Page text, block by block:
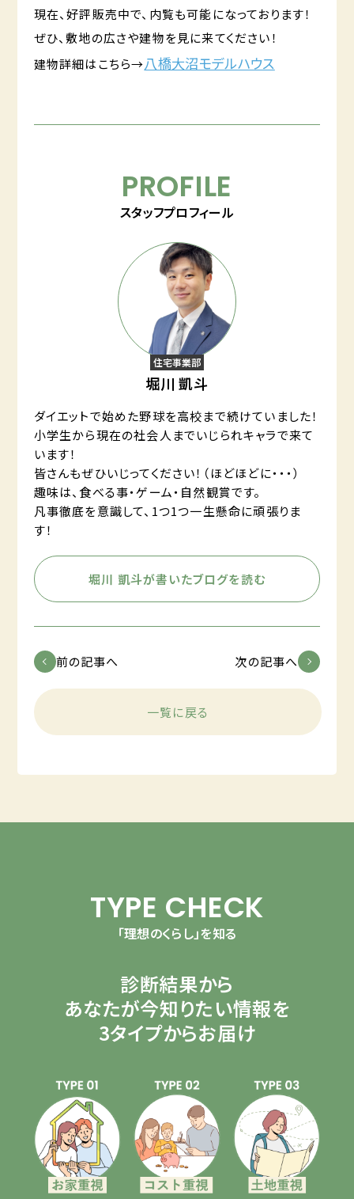
現在、好評販売中で、内覧も可能になっております！
ぜひ、敷地の広さや建物を見に来てください！
建物詳細はこちら→八橋大沼モデルハウス
PROFILE
スタッフプロフィール
住宅事業部
堀川 凱斗
ダイエットで始めた野球を高校まで続けていました！
小学生から現在の社会人までいじられキャラで来て
います！
皆さんもぜひいじってください！（ほどほどに・・・）
趣味は、食べる事・ゲーム・自然観賞です。
凡事徹底を意識して、1つ1つ一生懸命に頑張りま
す！
堀川 凱斗が書いたブログを読む
前の記事へ 次の記事へ
一覧に戻る
TYPE CHECK
「理想のくらし」を知る
診断結果から
あなたが今知りたい情報を
3タイプからお届け